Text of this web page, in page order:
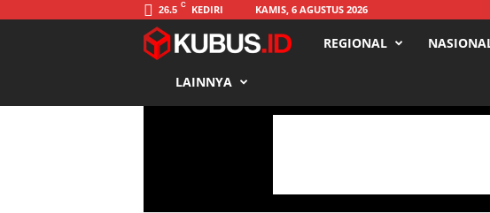
26.5 C KEDIRI KAMIS, 6 AGUSTUS 2026
s
REGIONAL
LAINNYA